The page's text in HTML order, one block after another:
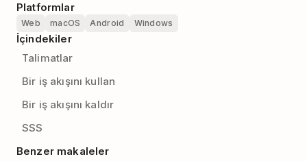
Platformlar
Web macOS Android Windows
İçindekiler
Talimatlar
Bir iş akışını kullan
Bir iş akışını kaldır
SSS
Benzer makaleler